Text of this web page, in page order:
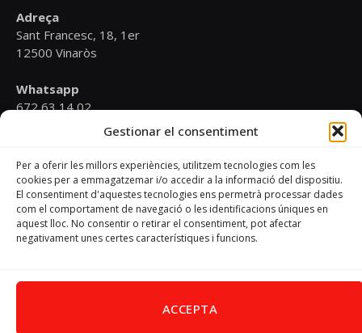
Gestionar el consentiment
Per a oferir les millors experiències, utilitzem tecnologies com les
cookies per a emmagatzemar i/o accedir a la informació del dispositiu.
El consentiment d'aquestes tecnologies ens permetrà processar dades
com el comportament de navegació o les identificacions úniques en
aquest lloc. No consentir o retirar el consentiment, pot afectar
negativament unes certes característiques i funcions.
ACCEPTA
Adreça
Sant Francesc, 18, 1er
12500 Vinaròs
Whatsapp
672 63 14 02
psoevinaros@gmail.com
Horari
Dilluns de 19:00 a 20:30 h